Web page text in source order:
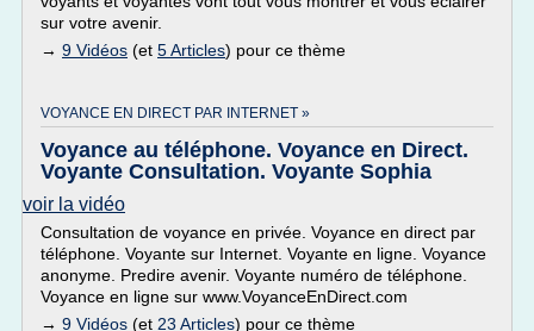
sur votre avenir.
→ 9 Vidéos (et 5 Articles) pour ce thème
VOYANCE EN DIRECT PAR INTERNET »
Voyance au téléphone. Voyance en Direct.
Voyante Consultation. Voyante Sophia
voir la vidéo
Consultation de voyance en privée. Voyance en direct par
téléphone. Voyante sur Internet. Voyante en ligne. Voyance
anonyme. Predire avenir. Voyante numéro de téléphone.
Voyance en ligne sur www.VoyanceEnDirect.com
→ 9 Vidéos (et 23 Articles) pour ce thème